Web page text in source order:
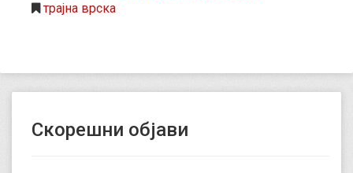
трајна врска
Скорешни објави